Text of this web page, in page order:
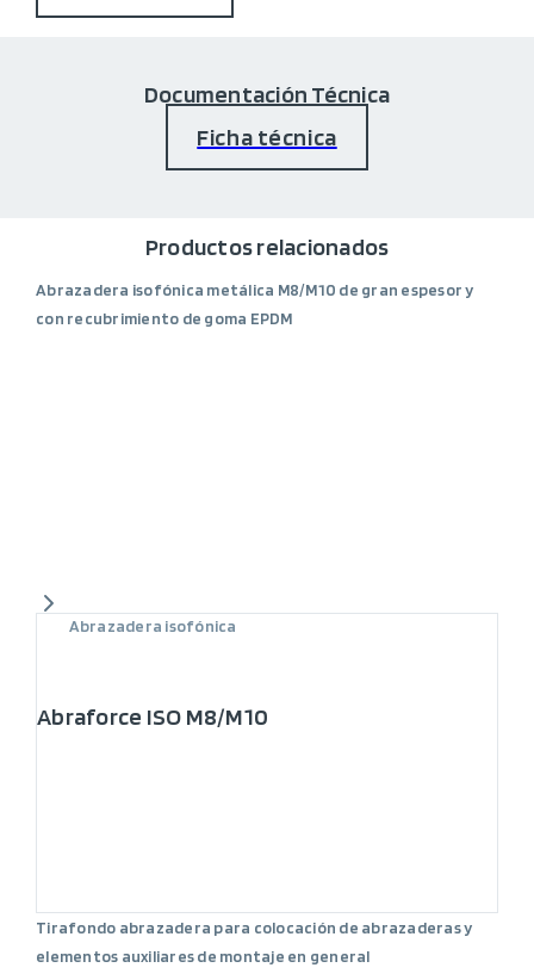
Documentación Técnica
Ficha técnica
Productos relacionados
Abrazadera isofónica metálica M8/M10 de gran espesor y
con recubrimiento de goma EPDM
Abrazadera isofónica
Abraforce ISO M8/M10
Tirafondo abrazadera para colocación de abrazaderas y
elementos auxiliares de montaje en general